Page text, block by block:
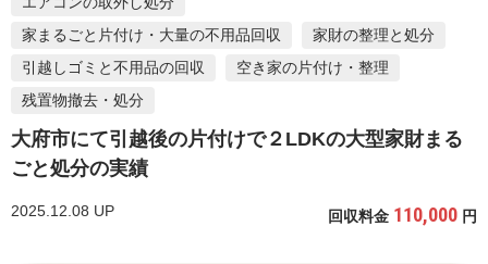
家まるごと片付け・大量の不用品回収
家財の整理と処分
引越しゴミと不用品の回収
空き家の片付け・整理
残置物撤去・処分
大府市にて引越後の片付けで２LDKの大型家財まる
ごと処分の実績
2025.12.08 UP 回収料金 110,000 円